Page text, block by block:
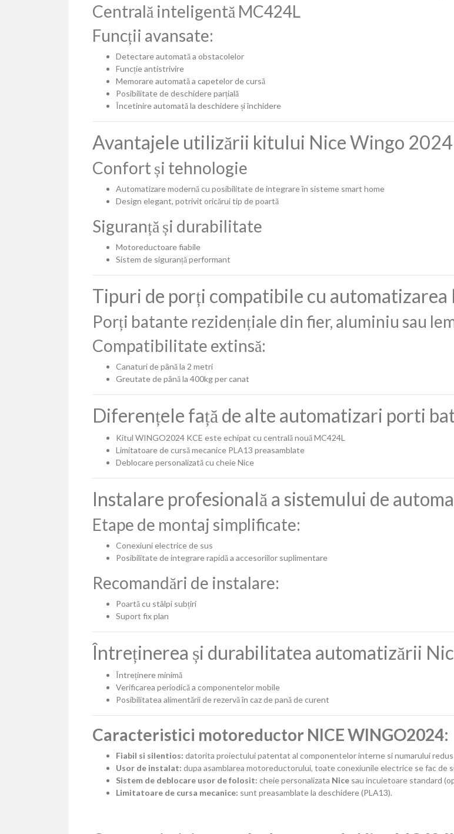
Centrală inteligentă MC424L
Funcții avansate:
Detectare automată a obstacolelor
Funcție antistrivire
Memorare automată a capetelor de cursă
Posibilitate de deschidere parțială
Încetinire automată la deschidere și închidere
Avantajele utilizării kitului Nice Wingo 2024
Confort și tehnologie
Automatizare modernă cu posibilitate de integrare în sisteme smart home
Design elegant, potrivit oricărui tip de poartă
Siguranță și durabilitate
Motoreductoare fiabile
Sistem de siguranță performant
Tipuri de porți compatibile cu
Porți batante rezidențiale din fier, aluminiu sau
Compatibilitate extinsă:
Canaturi de până la 2 metri
Greutate de până la 400kg per canat
Diferențele față de alte automatizari porti
Kitul WINGO2024 KCE este echipat cu centrală nouă MC424L
Limitatoare de cursă mecanice PLA13 preasamblate
Deblocare personalizată cu cheie Nice
Instalare profesională a sistemului de
Etape de montaj simplificate:
Conexiuni electrice de sus
Posibilitate de integrare rapidă a accesoriilor suplimentare
Recomandări de instalare:
Poartă cu stâlpi subțiri
Suport fix plan
Întreținerea și durabilitatea automatizării
Întreținere minimă
Verificarea periodică a componentelor mobile
Posibilitatea alimentării de rezervă în caz de pană de curent
Caracteristici motoreductor NICE WINGO2024:
Fiabil si silentios: datorita proiectului patentat al componentelor interne si numarului
Usor de instalat: dupa asamblarea motoreductorului, toate conexiunile electrice se fac de
Sistem de deblocare usor de folosit: cheie personalizata Nice sau incuietoare standard
Limitatoare de cursa mecanice: sunt preasamblate la deschidere (PLA13).